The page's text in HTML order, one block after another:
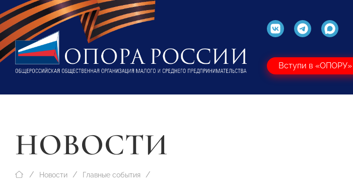
Вступи в «ОПОРУ»
НОВОСТИ
Новости Главные события